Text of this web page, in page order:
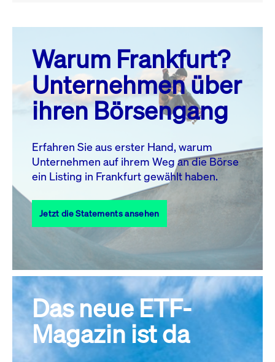
August 26
MO. DI. MI. DO. FR. SA. SO.
1
2
3
4 5 6 7 8
17 18 19 20 21 22
23
27 28
31
Alle Events
Warum Frankfurt?
Unternehmen über
ihren Börsengang
Erfahren Sie aus erster Hand, warum
Unternehmen auf ihrem Weg an die Börse
ein Listing in Frankfurt gewählt haben.
Jetzt die Statements ansehen
Das neue ETF-
Magazin ist da